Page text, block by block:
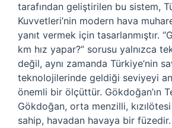
tarafından geliştirilen bu sistem,
Kuvvetleri’nin modern hava
yanıt vermek için tasarlanmıştır.
km hız yapar?” sorusu yalnızca
değil, aynı zamanda Türkiye’nin
teknolojilerinde geldiği seviyeyi
önemli bir ölçüttür. Gökdoğan’ın
Gökdoğan, orta menzilli, kızılötesi
sahip, havadan havaya bir